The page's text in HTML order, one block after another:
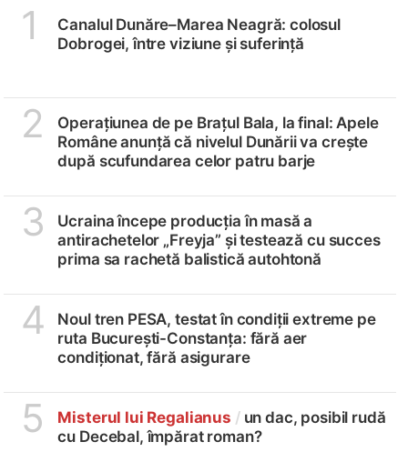
1
Canalul Dunăre–Marea Neagră: colosul
Dobrogei, între viziune și suferință
2
Operațiunea de pe Brațul Bala, la final: Apele
Române anunță că nivelul Dunării va crește
după scufundarea celor patru barje
3
Ucraina începe producția în masă a
antirachetelor „Freyja” și testează cu succes
prima sa rachetă balistică autohtonă
4
Noul tren PESA, testat în condiții extreme pe
ruta București-Constanța: fără aer
condiționat, fără asigurare
5 Misterul lui Regalianus /un dac, posibil rudă
cu Decebal, împărat roman?